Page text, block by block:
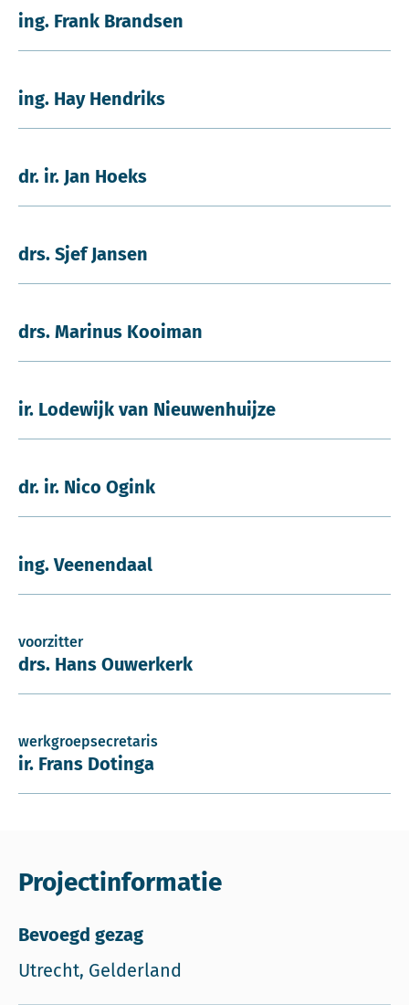
ing. Frank Brandsen
ing. Hay Hendriks
dr. ir. Jan Hoeks
drs. Sjef Jansen
drs. Marinus Kooiman
ir. Lodewijk van Nieuwenhuijze
dr. ir. Nico Ogink
ing. Veenendaal
voorzitter
drs. Hans Ouwerkerk
werkgroepsecretaris
ir. Frans Dotinga
Projectinformatie
Bevoegd gezag
Utrecht, Gelderland